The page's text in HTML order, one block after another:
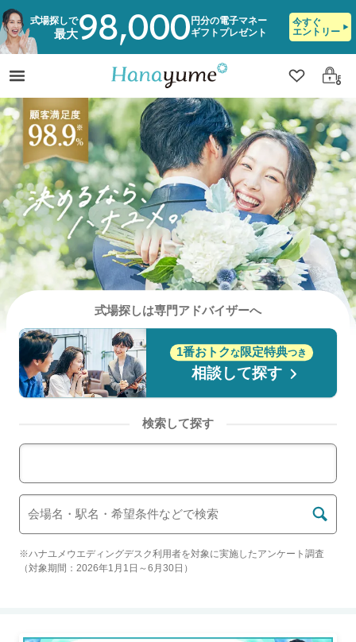
式場探しで
最大98,000 円分の電子マネー
ギフトプレゼント
今すぐ
エントリー
クリップ
ログ
式場探しは専門アドバイザーへ
1番おトクな限定特典つき
相談して探す
検索して探す
※ハナユメウエディングデスク利用者を対象に実施したアンケート調査
（対象期間：2026年1月1日～6月30日）